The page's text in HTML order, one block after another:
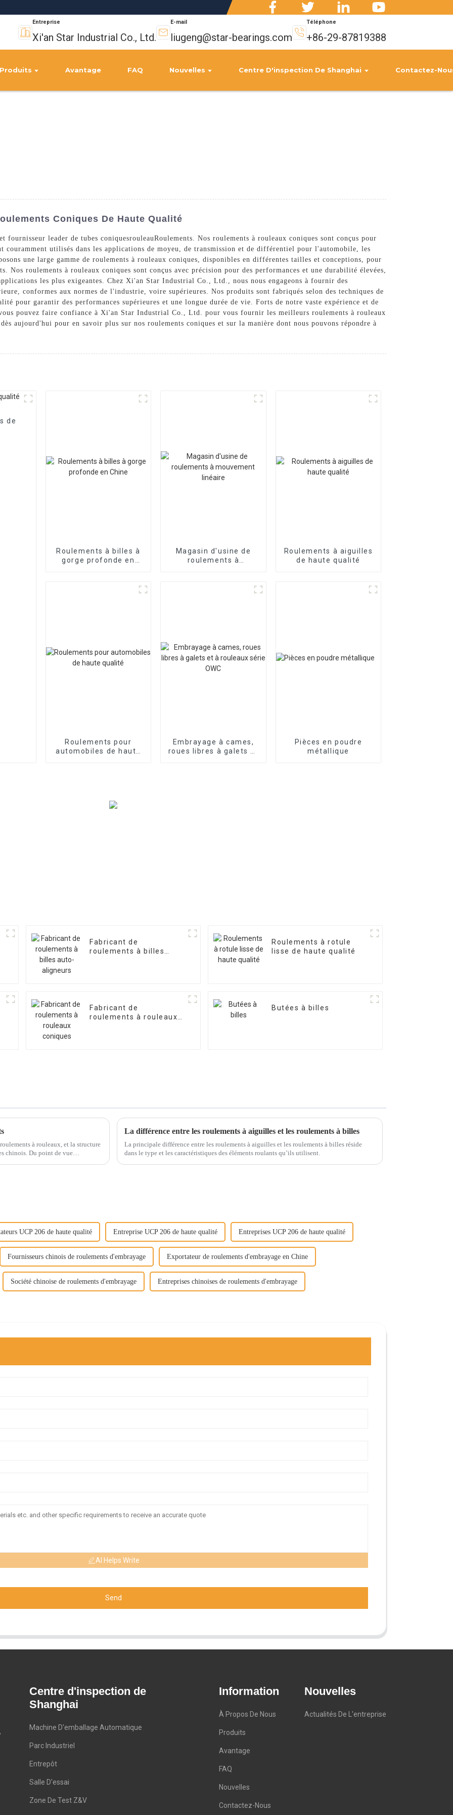
Entreprise
Xi'an Star Industrial Co., Ltd.
E-mail
liugeng@star-bearings.com
Téléphone
+86-29-87819388
Produits Avantage FAQ Nouvelles Centre D'inspection De Shanghai Contactez-
Coniques De Haute Qualité
leader de tubes coniquesrouleauRoulements. Nos roulements à rouleaux coniques sont conçus pour
couramment utilisés dans les applications de moyeu, de transmission et de différentiel pour l'automobile, les
une large gamme de roulements à rouleaux coniques, disponibles en différentes tailles et conceptions, pour
Nos roulements à rouleaux coniques sont conçus avec précision pour des performances et une durabilité élevées,
les plus exigeantes. Chez Xi'an Star Industrial Co., Ltd., nous nous engageons à fournir des
conformes aux normes de l'industrie, voire supérieures. Nos produits sont fabriqués selon des techniques de
pour garantir des performances supérieures et une longue durée de vie. Forts de notre vaste expérience et de
pouvez faire confiance à Xi'an Star Industrial Co., Ltd. pour vous fournir les meilleurs roulements à rouleaux
aujourd'hui pour en savoir plus sur nos roulements coniques et sur la manière dont nous pouvons répondre à
de
Roulements à billes à
gorge profonde en
Magasin d'usine de
roulements à
Roulements à aiguilles
de haute qualité
Roulements pour
automobiles de haute
Embrayage à cames,
roues libres à galets et
Pièces en poudre
métallique
Fabricant de
roulements à billes
Roulements à rotule
lisse de haute qualité
Fabricant de
roulements à rouleaux
Butées à billes
à rouleaux, et la structure
chinois. Du point de vue
La différence entre les roulements à aiguilles et les roulements à billes
La principale différence entre les roulements à aiguilles et les roulements à billes réside
dans le type et les caractéristiques des éléments roulants qu’ils utilisent.
UCP 206 de haute qualité Entreprise UCP 206 de haute qualité Entreprises UCP 206 de haute qualité
Fournisseurs chinois de roulements d'embrayage Exportateur de roulements d'embrayage en Chine
Société chinoise de roulements d'embrayage Entreprises chinoises de roulements d'embrayage
AI Helps Write
Send
Centre d'inspection de
Shanghai
Machine D'emballage Automatique
Parc Industriel
Entrepôt
Salle D'essai
Zone De Test Z&V
Information
À Propos De Nous
Produits
Avantage
FAQ
Nouvelles
Contactez-Nous
Nouvelles
Actualités De L'entreprise